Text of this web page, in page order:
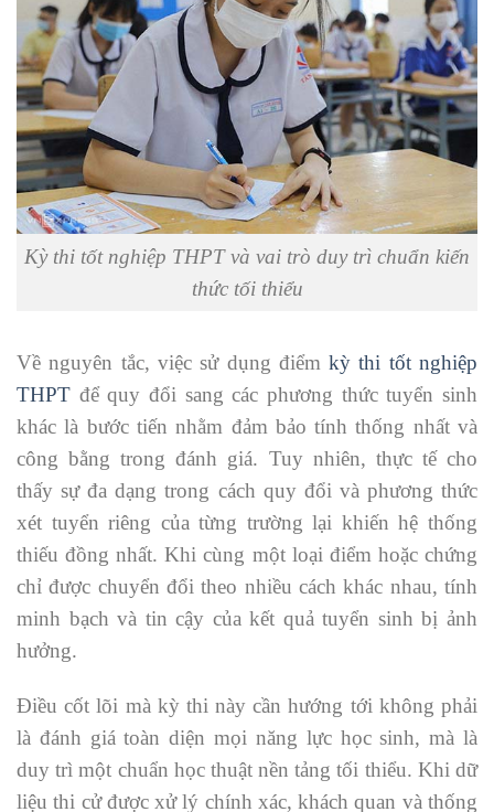
Kỳ thi tốt nghiệp THPT và vai trò duy trì chuẩn kiến
thức tối thiểu
Về nguyên tắc, việc sử dụng điểmkỳ thi tốt nghiệp
THPT để quy đổi sang các phương thức tuyển sinh
khác là bước tiến nhằm đảm bảo tính thống nhất và
công bằng trong đánh giá. Tuy nhiên, thực tế cho
thấy sự đa dạng trong cách quy đổi và phương thức
xét tuyển riêng của từng trường lại khiến hệ thống
thiếu đồng nhất. Khi cùng một loại điểm hoặc chứng
chỉ được chuyển đổi theo nhiều cách khác nhau, tính
minh bạch và tin cậy của kết quả tuyển sinh bị ảnh
hưởng.
Điều cốt lõi mà kỳ thi này cần hướng tới không phải
là đánh giá toàn diện mọi năng lực học sinh, mà là
duy trì một chuẩn học thuật nền tảng tối thiểu. Khi dữ
liệu thi cử được xử lý chính xác, khách quan và thống